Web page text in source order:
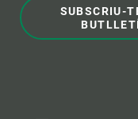
SUBSCRIU-
BUTLLETÍ